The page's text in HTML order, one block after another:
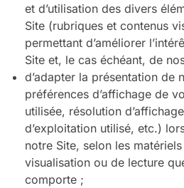
et d’utilisation des divers
Site (rubriques et contenus
permettant d’améliorer
Site et, le cas échéant, de
d’adapter la présentation de
préférences d’affichage de
utilisée, résolution
d’exploitation utilisé, etc.)
notre Site, selon les
visualisation ou de lecture
comporte ;